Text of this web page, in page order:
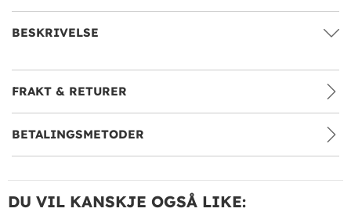
BESKRIVELSE
FRAKT & RETURER
BETALINGSMETODER
DU VIL KANSKJE OGSÅ LIKE: